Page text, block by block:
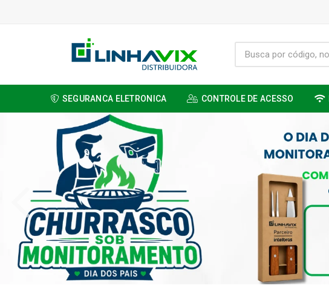
SEGURANCA ELETRONICA CONTROLE DE ACESSO